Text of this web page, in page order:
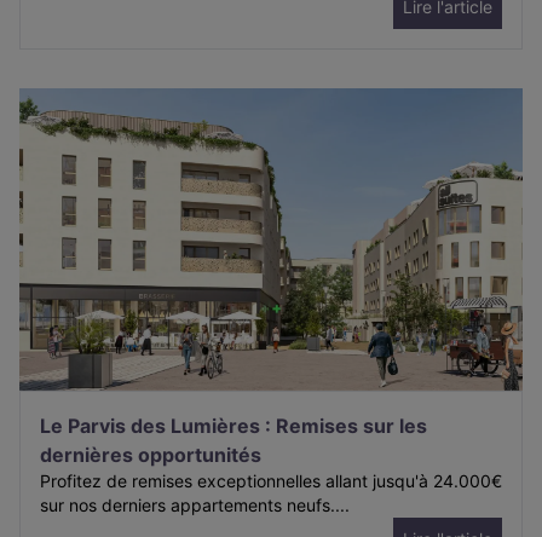
Lire l'article
Le Parvis des Lumières : Remises sur les
dernières opportunités
Profitez de remises exceptionnelles allant jusqu'à 24.000€
sur nos derniers appartements neufs....